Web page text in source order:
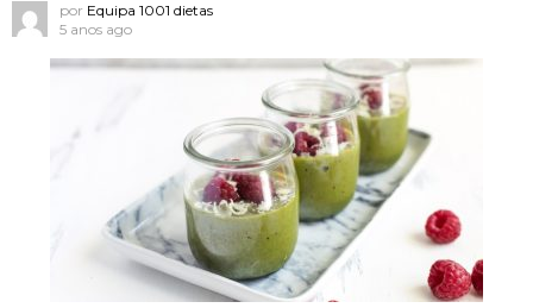
por Equipa 1001 dietas
5 anos ago